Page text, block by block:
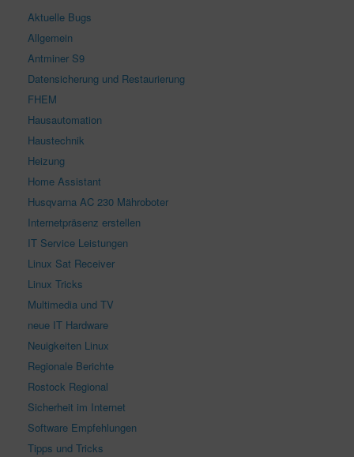
Aktuelle Bugs
Allgemein
Antminer S9
Datensicherung und Restaurierung
FHEM
Hausautomation
Haustechnik
Heizung
Home Assistant
Husqvarna AC 230 Mähroboter
Internetpräsenz erstellen
IT Service Leistungen
Linux Sat Receiver
Linux Tricks
Multimedia und TV
neue IT Hardware
Neuigkeiten Linux
Regionale Berichte
Rostock Regional
Sicherheit im Internet
Software Empfehlungen
Tipps und Tricks